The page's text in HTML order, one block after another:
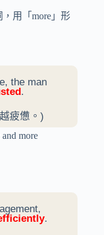
用「more」形
the man
.
疲憊。)
more
.